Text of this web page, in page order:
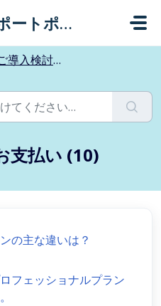
CrewWorksサポートポータル
導入検討のお客様
支払い (10)
の主な違いは？
フェッショナルプラン